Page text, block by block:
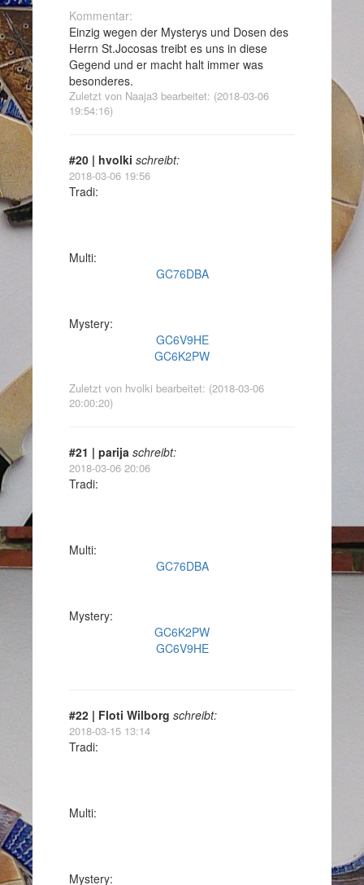
Kommentar:
Einzig wegen der Mysterys und Dosen des
Herrn St.Jocosas treibt es uns in diese
Gegend und er macht halt immer was
besonderes.
Zuletzt von Naaja3 bearbeitet: (2018-03-06
19:54:16)
#20 | hvolki schreibt:
2018-03-06 19:56
Tradi:
Multi:
GC76DBA
Mystery:
GC6V9HE
GC6K2PW
Zuletzt von hvolki bearbeitet: (2018-03-06
20:00:20)
#21 | parija schreibt:
2018-03-06 20:06
Tradi:
Multi:
GC76DBA
Mystery:
GC6K2PW
GC6V9HE
#22 | Floti Wilborg schreibt:
2018-03-15 13:14
Tradi:
Multi:
Mystery: